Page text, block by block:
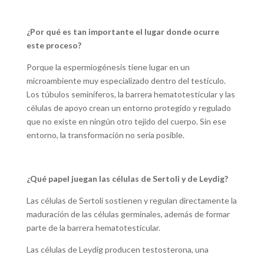
¿Por qué es tan importante el lugar donde ocurre
este proceso?
Porque la espermiogénesis tiene lugar en un
microambiente muy especializado dentro del testículo.
Los túbulos seminíferos, la barrera hematotesticular y las
células de apoyo crean un entorno protegido y regulado
que no existe en ningún otro tejido del cuerpo. Sin ese
entorno, la transformación no sería posible.
¿Qué papel juegan las células de Sertoli y de Leydig?
Las células de Sertoli sostienen y regulan directamente la
maduración de las células germinales, además de formar
parte de la barrera hematotesticular.
Las células de Leydig producen testosterona, una